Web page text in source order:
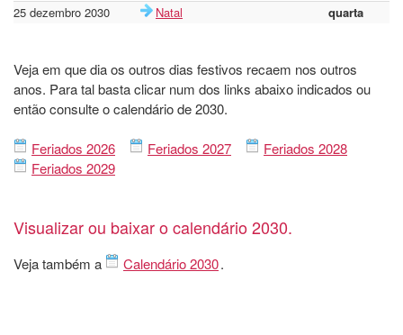
25 dezembro 2030
Natal quarta
Veja em que dia os outros dias festivos recaem nos outros
anos. Para tal basta clicar num dos links abaixo indicados ou
então consulte o calendário de 2030.
Feriados 2026 Feriados 2027
Feriados 2028
Feriados 2029
Visualizar ou baixar o calendário 2030.
Veja também a Calendário 2030.